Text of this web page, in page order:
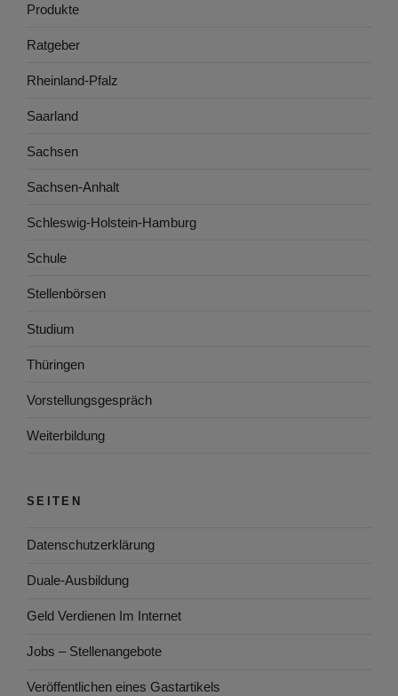
Produkte
Ratgeber
Rheinland-Pfalz
Saarland
Sachsen
Sachsen-Anhalt
Schleswig-Holstein-Hamburg
Schule
Stellenbörsen
Studium
Thüringen
Vorstellungsgespräch
Weiterbildung
SEITEN
Datenschutzerklärung
Duale-Ausbildung
Geld Verdienen Im Internet
Jobs – Stellenangebote
Veröffentlichen eines Gastartikels